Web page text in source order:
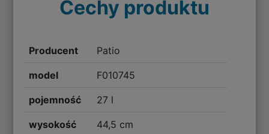
Cechy produktu
Producent Patio
model F010745
pojemność 27 l
wysokość 44,5 cm